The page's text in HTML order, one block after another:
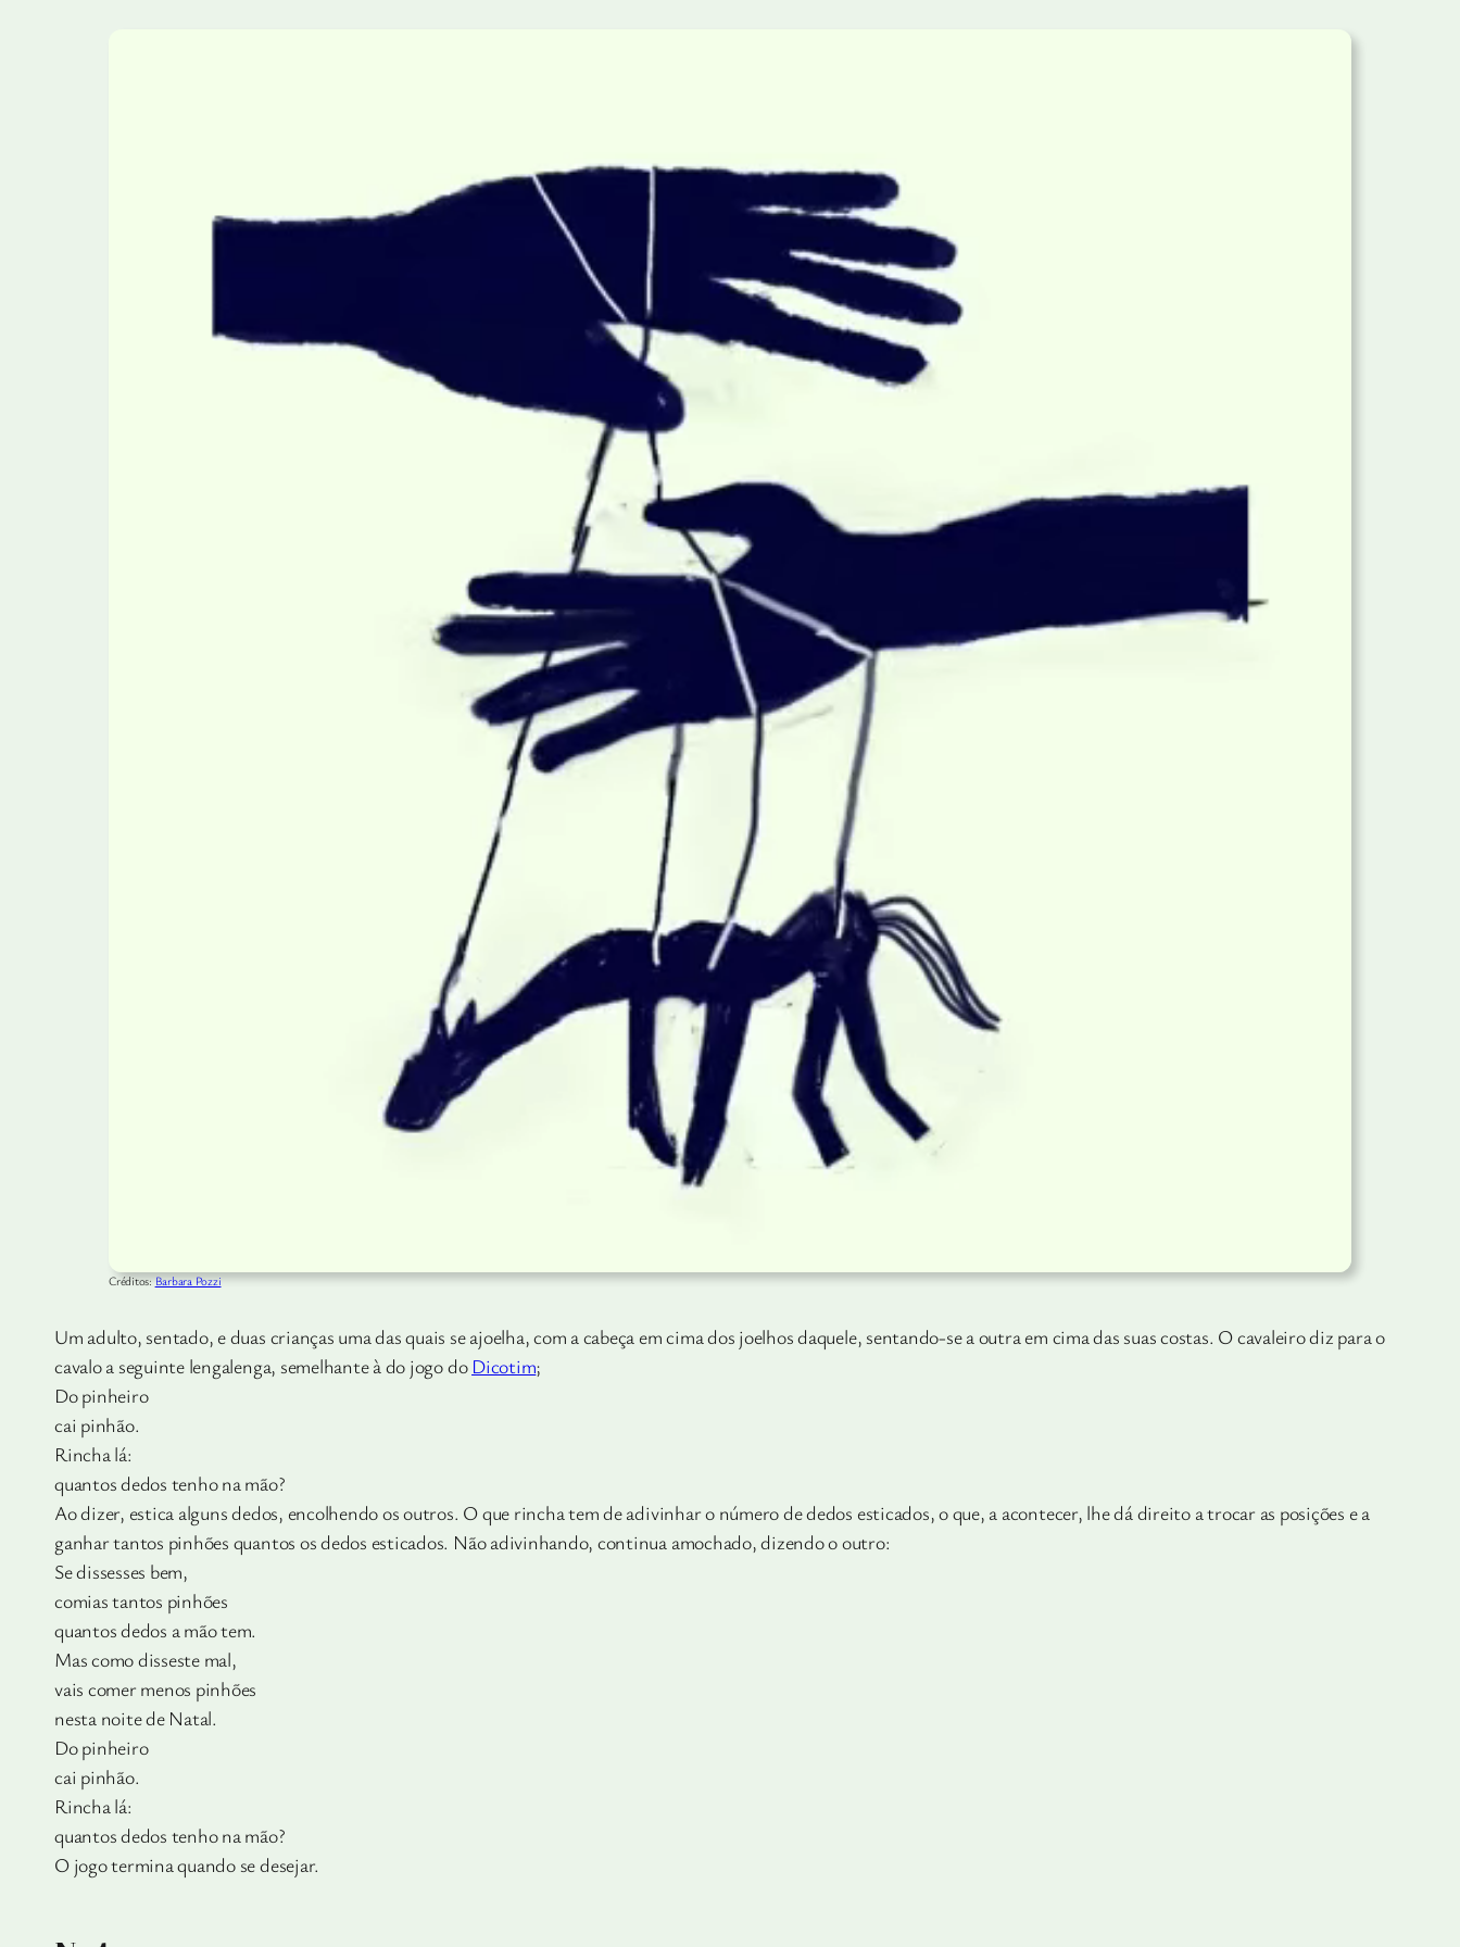
Créditos:Barbara Pozzi
Um adulto, sentado, e duas crianças uma das quais se ajoelha, com a cabeça em cima dos joelhos daquele, sentando-se a outra em cima das suas costas. O cavaleiro diz para o
cavalo a seguinte lengalenga, semelhante à do jogo do Dicotim;
Do pinheiro
cai pinhão.
Rincha lá:
quantos dedos tenho na mão?
Ao dizer, estica alguns dedos, encolhendo os outros. O que rincha tem de adivinhar o número de dedos esticados, o que, a acontecer, lhe dá direito a trocar as posições e a
ganhar tantos pinhões quantos os dedos esticados. Não adivinhando, continua amochado, dizendo o outro:
Se dissesses bem,
comias tantos pinhões
quantos dedos a mão tem.
Mas como disseste mal,
vais comer menos pinhões
nesta noite de Natal.
Do pinheiro
cai pinhão.
Rincha lá:
quantos dedos tenho na mão?
O jogo termina quando se desejar.